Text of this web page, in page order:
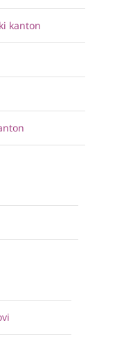
kanton